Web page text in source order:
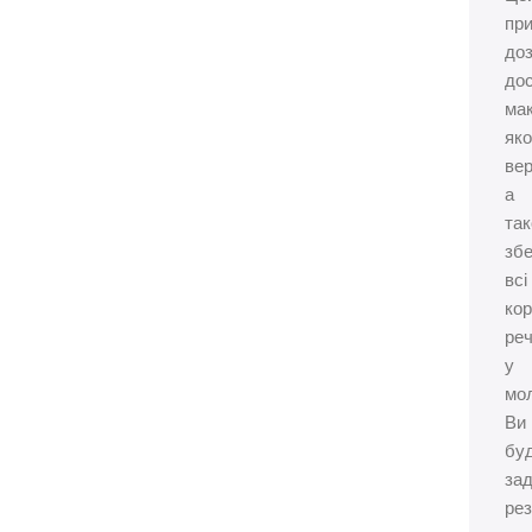
а
всі
у
Ви